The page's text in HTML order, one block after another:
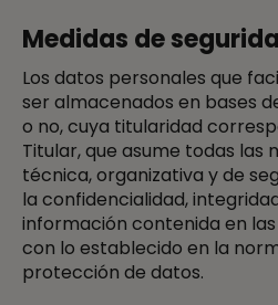
Medidas de
Los datos personales que
ser almacenados en bases
o no, cuya titularidad
Titular, que asume todas las
técnica, organizativa y de
la confidencialidad,
información contenida en
con lo establecido en la
protección de datos.